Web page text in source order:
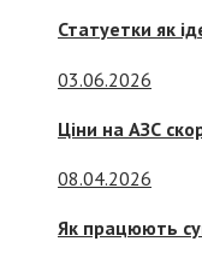
Статуетки як
03.06.2026
Ціни на АЗС
08.04.2026
Як працюють